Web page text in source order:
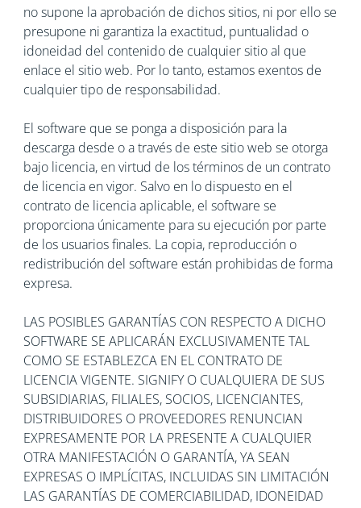
no supone la aprobación de dichos sitios, ni por ello se
presupone ni garantiza la exactitud, puntualidad o
idoneidad del contenido de cualquier sitio al que
enlace el sitio web. Por lo tanto, estamos exentos de
cualquier tipo de responsabilidad.
El software que se ponga a disposición para la
descarga desde o a través de este sitio web se otorga
bajo licencia, en virtud de los términos de un contrato
de licencia en vigor. Salvo en lo dispuesto en el
contrato de licencia aplicable, el software se
proporciona únicamente para su ejecución por parte
de los usuarios finales. La copia, reproducción o
redistribución del software están prohibidas de forma
expresa.
LAS POSIBLES GARANTÍAS CON RESPECTO A DICHO
SOFTWARE SE APLICARÁN EXCLUSIVAMENTE TAL
COMO SE ESTABLEZCA EN EL CONTRATO DE
LICENCIA VIGENTE. SIGNIFY O CUALQUIERA DE SUS
SUBSIDIARIAS, FILIALES, SOCIOS, LICENCIANTES,
DISTRIBUIDORES O PROVEEDORES RENUNCIAN
EXPRESAMENTE POR LA PRESENTE A CUALQUIER
OTRA MANIFESTACIÓN O GARANTÍA, YA SEAN
EXPRESAS O IMPLÍCITAS, INCLUIDAS SIN LIMITACIÓN
LAS GARANTÍAS DE COMERCIABILIDAD, IDONEIDAD